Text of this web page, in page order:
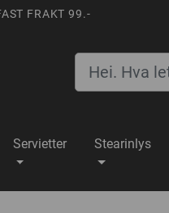
FRAKT 99.-
Servietter Stearinlys